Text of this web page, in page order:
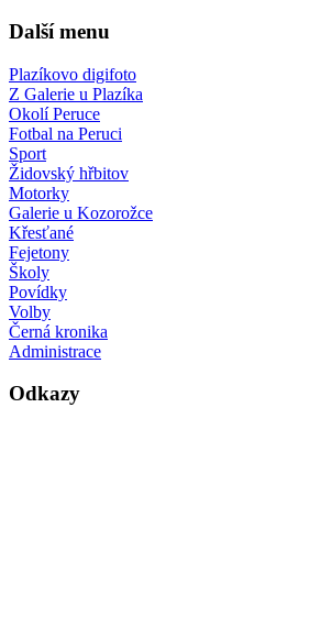
Další menu
Plazíkovo digifoto
Z Galerie u Plazíka
Okolí Peruce
Fotbal na Peruci
Sport
Židovský hřbitov
Motorky
Galerie u Kozorožce
Křesťané
Fejetony
Školy
Povídky
Volby
Černá kronika
Administrace
Odkazy